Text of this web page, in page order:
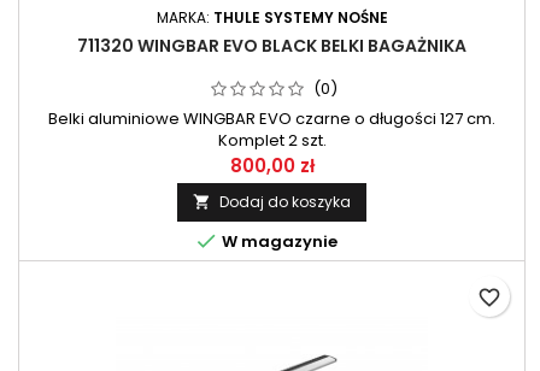
MARKA: THULE SYSTEMY NOŚNE
711320 WINGBAR EVO BLACK BELKI BAGAŻNIKA
(0)
Belki aluminiowe WINGBAR EVO czarne o długości 127 cm.
Komplet 2 szt.
800,00 zł
 Dodaj do koszyka
 W magazynie
favorite_border